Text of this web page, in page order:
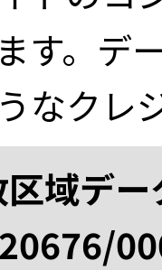
す。デ
なクレ
区域デ